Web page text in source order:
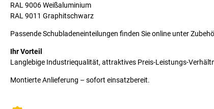
RAL 9006 Weißaluminium
RAL 9011 Graphitschwarz
Passende Schubladeneinteilungen finden Sie online unter
Ihr Vorteil
Langlebige Industriequalität, attraktives Preis-Leistungs-
Montierte Anlieferung – sofort einsatzbereit.